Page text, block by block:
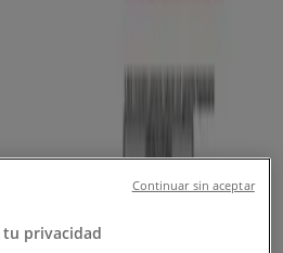
y Seguros en Ibagué
privacidad
Continuar sin aceptar